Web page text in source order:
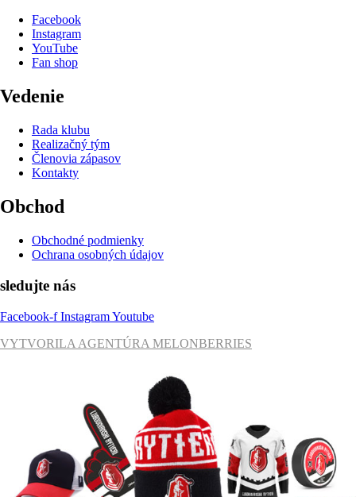
Facebook
Instagram
YouTube
Fan shop
Vedenie
Rada klubu
Realizačný tým
Členovia zápasov
Kontakty
Obchod
Obchodné podmienky
Ochrana osobných údajov
sledujte nás
Facebook-f InstagramYoutube
VYTVORILA AGENTÚRA MELONBERRIES